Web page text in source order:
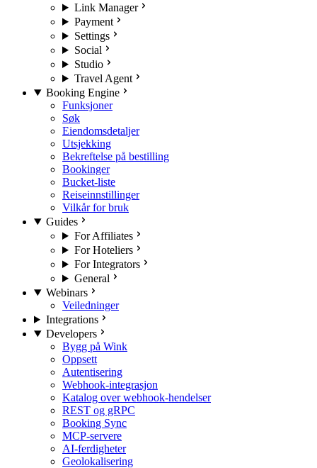
Link Manager
Payment
Settings
Social
Studio
Travel Agent
Booking Engine
Funksjoner
Søk
Eiendomsdetaljer
Utsjekking
Bekreftelse på bestilling
Bookinger
Bucket-liste
Reiseinnstillinger
Vilkår for bruk
Guides
For Affiliates
For Hoteliers
For Integrators
General
Webinars
Veiledninger
Integrations
Developers
Bygg på Wink
Oppsett
Autentisering
Webhook-integrasjon
Katalog over webhook-hendelser
REST og gRPC
Booking Sync
MCP-servere
AI-ferdigheter
Geolokalisering